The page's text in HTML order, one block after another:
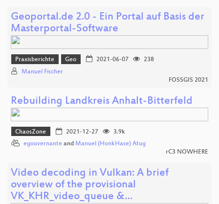
Geoportal.de 2.0 - Ein Portal auf Basis der
Masterportal-Software
Praxisberichte Geo 2021-06-07
238
Manuel Fischer
FOSSGIS 2021
Rebuilding Landkreis Anhalt-Bitterfeld
ChaosZone 2021-12-27
3.9k
egouvernante and Manuel (HonkHase) Atug
rC3 NOWHERE
Video decoding in Vulkan: A brief
overview of the provisional
VK_KHR_video_queue &…